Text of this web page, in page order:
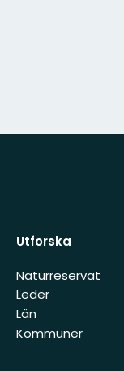
Utforska
Naturreservat
Leder
Län
Kommuner